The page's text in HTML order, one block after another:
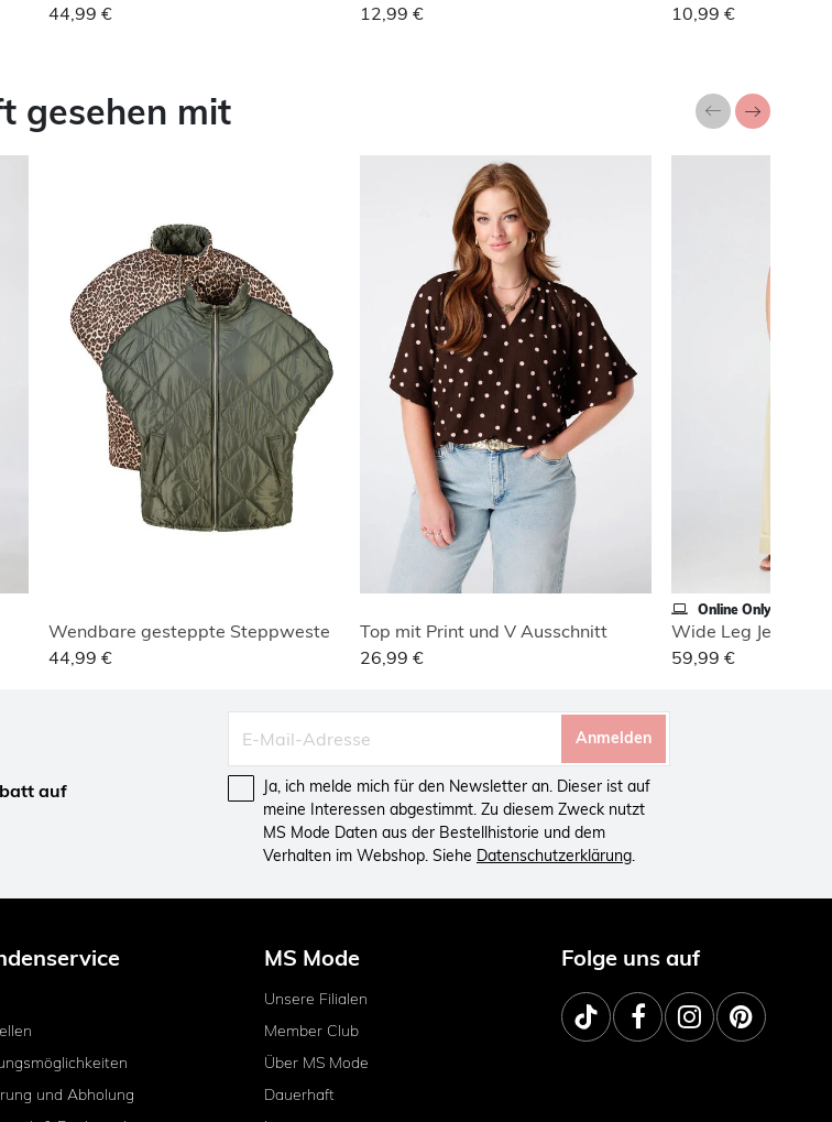
44,99 €
12,99 €
10,99 €
gesehen mit
Wendbare gesteppte Steppweste
44,99 €
Top mit Print und V Ausschnitt
26,99 €
Online Only
59,99 €
auf
Anmelden
Ja, ich melde mich für den Newsletter an. Dieser ist auf
meine Interessen abgestimmt. Zu diesem Zweck nutzt
MS Mode Daten aus der Bestellhistorie und dem
Verhalten im Webshop. Siehe Datenschutzerklärung.
und Abholung
MS Mode
Unsere Filialen
Member Club
Über MS Mode
Dauerhaft
Folge uns auf